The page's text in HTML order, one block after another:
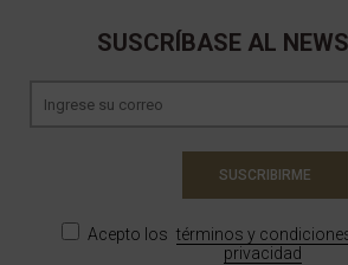
SUSCRÍBASE AL
SUSCRIBIRME
Acepto los términos y
privacidad